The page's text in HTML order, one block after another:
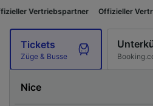
Offizieller Vertriebspartner
Tickets
Züge & Busse